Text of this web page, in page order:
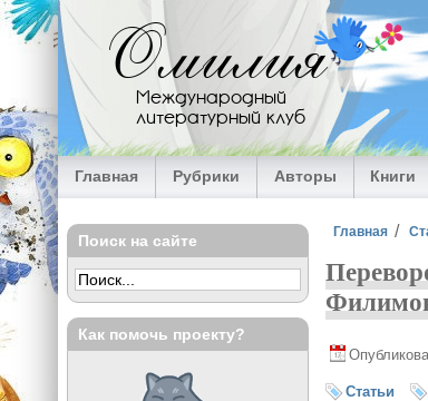
Перейти к основному содержанию
Омилия
Международный
литературный клуб
Главная Рубрики Авторы Книги
Вы здесь
Главная
Статьи
Поиск на сайте
Как помочь проекту?